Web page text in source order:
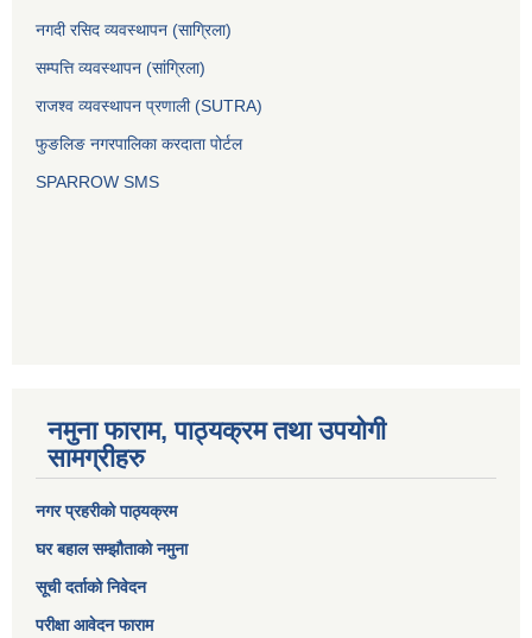
नगदी रसिद व्यवस्थापन (साग्रिला)
सम्पत्ति व्यवस्थापन (सांग्रिला)
राजश्व व्यवस्थापन प्रणाली (SUTRA)
फुङलिङ नगरपालिका करदाता पोर्टल
SPARROW SMS
नमुना फाराम, पाठ्यक्रम तथा उपयोगी
सामग्रीहरु
नगर प्रहरीको पाठ्यक्रम
घर बहाल सम्झौताको नमुना
सूची दर्ताको निवेदन
परीक्षा आवेदन फाराम